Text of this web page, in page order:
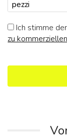
Ich stimme
zu